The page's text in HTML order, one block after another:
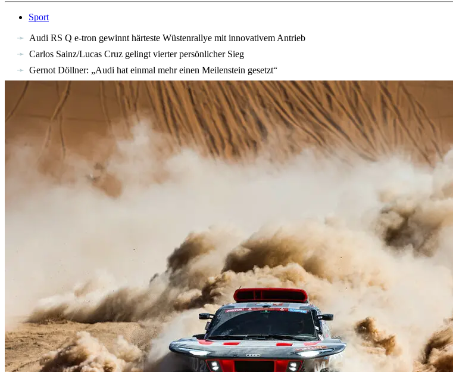
Sport
Audi RS Q e-tron gewinnt härteste Wüstenrallye mit innovativem Antrieb
Carlos Sainz/Lucas Cruz gelingt vierter persönlicher Sieg
Gernot Döllner: „Audi hat einmal mehr einen Meilenstein gesetzt“